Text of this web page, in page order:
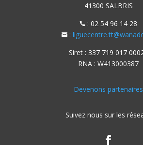
41300 SALBRIS
 : 02 54 96 14 28
:
Siret : 337 719 017
RNA : W413000387
Devenons partenaires
Suivez nous sur les
